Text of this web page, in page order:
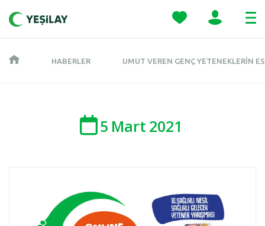
HABERLER UMUT VEREN GENÇ YETENEKLERIN
5 Mart 2021